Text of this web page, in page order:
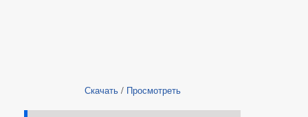
Скачать/ Просмотреть